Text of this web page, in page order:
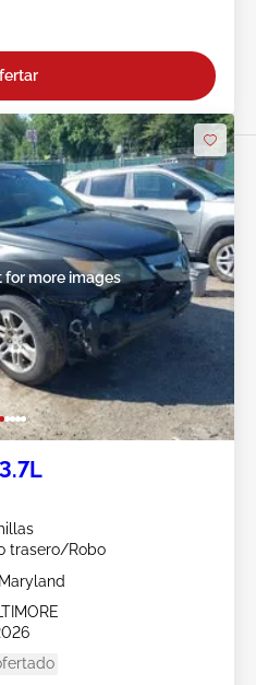
for more images
trasero/Robo